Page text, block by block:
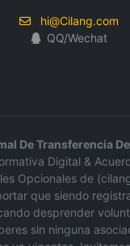
hi@Cilang.com
QQ/Wechat
De Transferencia
Digital &
Opcionales de
que siendo
desprender
sin ninguna